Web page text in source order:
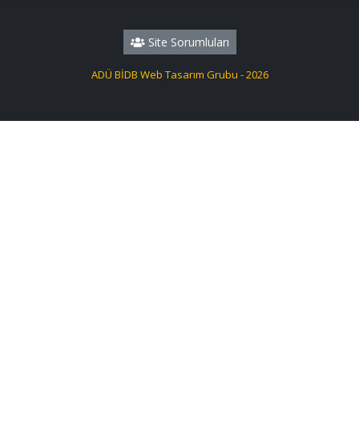
Site Sorumluları
ADÜ BİDB Web Tasarım Grubu - 2026